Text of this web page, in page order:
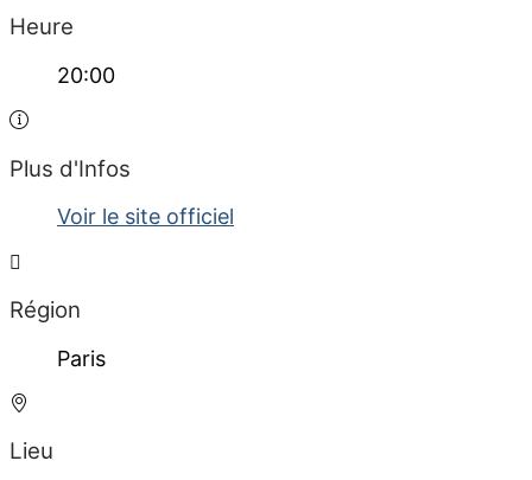
Heure
20:00
Plus d'Infos
Voir le site officiel
Région
Paris
Lieu